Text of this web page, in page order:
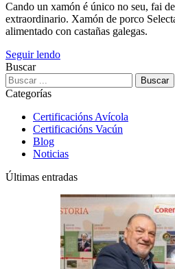
Cando un xamón é único no seu, fai
extraordinario. Xamón de porco
alimentado con castañas galegas.
Seguir lendo
Buscar
Buscar
por:
Categorías
Certificacións Avícola
Certificacións Vacún
Blog
Noticias
Últimas entradas